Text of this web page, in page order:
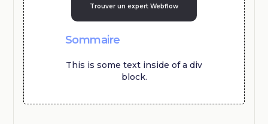
Trouver un expert Webflow
Sommaire
This is some text inside of a div
block.